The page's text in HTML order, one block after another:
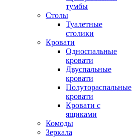
тумбы
Столы
Туалетные
столики
Кровати
Односпальные
кровати
Двуспальные
кровати
Полутораспальные
кровати
Кровати с
ящиками
Комоды
Зеркала